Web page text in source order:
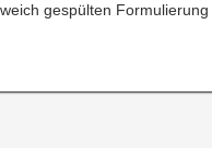
gespülten